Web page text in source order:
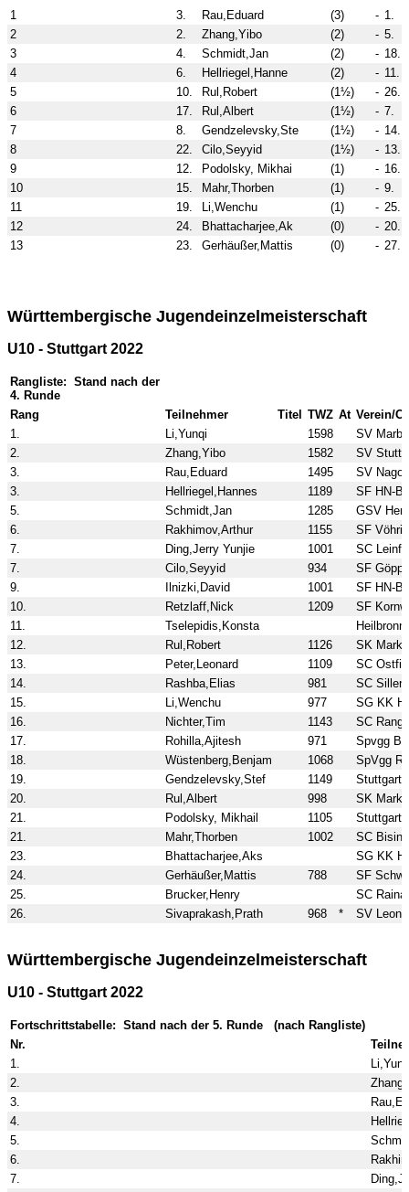
1
3. Rau,Eduard (3) - 1.
2
2. Zhang,Yibo (2) - 5.
3
4. Schmidt,Jan (2) - 18.
4
6. Hellriegel,Hanne (2) - 11.
5
10. Rul,Robert (1½) - 26.
6
17. Rul,Albert (1½) - 7.
7
8. Gendzelevsky,Ste (1½) - 14.
8
22. Cilo,Seyyid (1½) - 13.
9
12. Podolsky, Mikhai (1) - 16.
10
15. Mahr,Thorben (1) - 9.
11
19. Li,Wenchu (1) - 25.
12
24. Bhattacharjee,Ak (0) - 20.
13
23. Gerhäußer,Mattis (0) - 27.
Württembergische Jugendeinzelmeisterschaft
U10 - Stuttgart 2022
Rangliste: Stand nach der
4. Runde
Rang
Teilnehmer Titel TWZ At Verein/
1.
Li,Yunqi 1598
SV
2.
Zhang,Yibo 1582
SV
3.
Rau,Eduard 1495
SV
3.
Hellriegel,Hannes 1189
SF HN-
5.
Schmidt,Jan 1285
GSV
6.
Rakhimov,Arthur 1155
SF
7.
Ding,Jerry Yunjie 1001
SC
7.
Cilo,Seyyid 934
SF
9.
Ilnizki,David 1001
SF HN-
10.
Retzlaff,Nick 1209
SF
11.
Tselepidis,Konsta
12.
Rul,Robert 1126
SK
13.
Peter,Leonard 1109
SC
14.
Rashba,Elias 981
SC
15.
Li,Wenchu 977
SG KK
16.
Nichter,Tim 1143
SC
17.
Rohilla,Ajitesh 971
Spvgg
18.
Wüstenberg,Benjam 1068
SpVgg
19.
Gendzelevsky,Stef 1149
20.
Rul,Albert 998
SK
21.
Podolsky, Mikhail 1105
21.
Mahr,Thorben 1002
SC
23.
Bhattacharjee,Aks
SG KK
24.
Gerhäußer,Mattis 788
SF
25.
Brucker,Henry
SC
26.
Sivaprakash,Prath 968 * SV
Württembergische Jugendeinzelmeisterschaft
U10 - Stuttgart 2022
Fortschrittstabelle: Stand nach der 5. Runde (nach Rangliste)
Nr.
1.
2.
3.
4.
5.
6.
7.